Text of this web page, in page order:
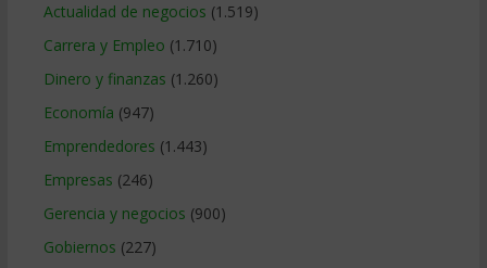
Actualidad de negocios (1.519)
Carrera y Empleo (1.710)
Dinero y finanzas (1.260)
Economía (947)
Emprendedores (1.443)
Empresas (246)
Gerencia y negocios (900)
Gobiernos (227)